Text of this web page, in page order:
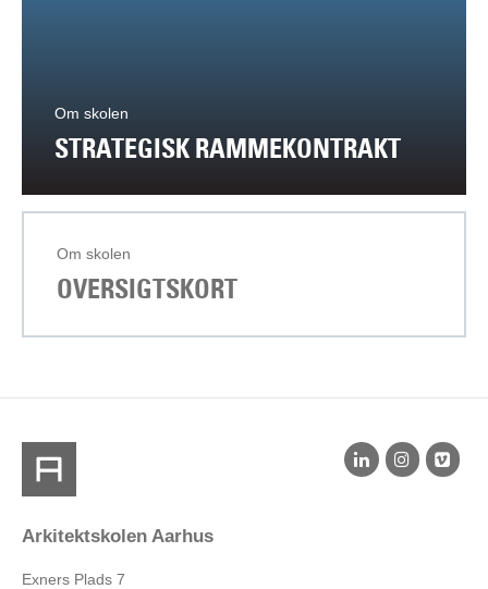
Om skolen
STRATEGISK RAMMEKONTRAKT
Om skolen
OVERSIGTSKORT
Arkitektskolen Aarhus
Exners Plads 7